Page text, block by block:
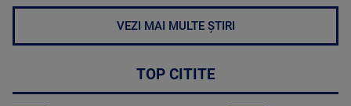
VEZI MAI MULTE ȘTIRI
TOP CITITE